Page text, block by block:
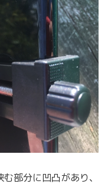
部分に凹凸があり、